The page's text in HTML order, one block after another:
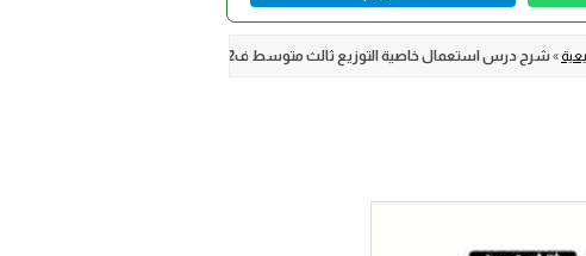
»شرح درس استعمال خاصية التوزيع ثالث متوسط ف2